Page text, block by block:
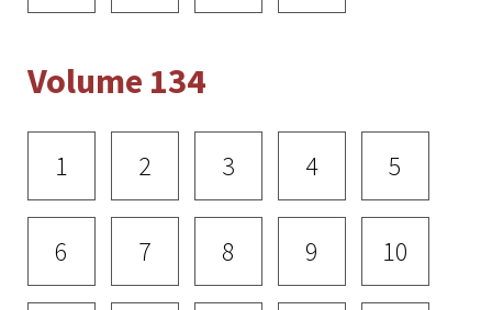
Volume 134
1 2 3 4 5
6 7 8 9 10